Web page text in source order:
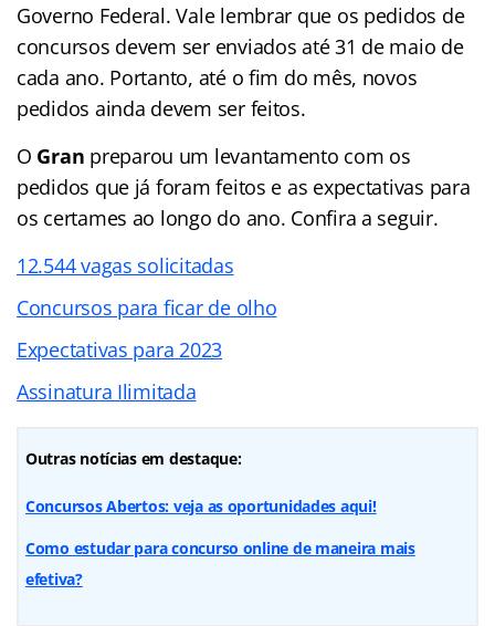
Governo Federal. Vale lembrar que os pedidos de
concursos devem ser enviados até 31 de maio de
cada ano. Portanto, até o fim do mês, novos
pedidos ainda devem ser feitos.
O Gran preparou um levantamento com os
pedidos que já foram feitos e as expectativas para
os certames ao longo do ano. Confira a seguir.
12.544 vagas solicitadas
Concursos para ficar de olho
Expectativas para 2023
Assinatura Ilimitada
Outras notícias em destaque:
Concursos Abertos: veja as oportunidades aqui!
Como estudar para concurso online de maneira mais
efetiva?